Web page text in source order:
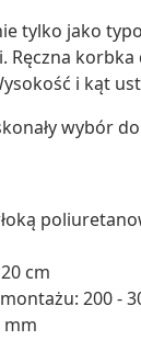
tylko jako
Ręczna
i kąt
wybór
cm
200 -
mm